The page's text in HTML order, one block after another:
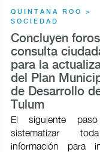
QUINTANA ROO >
SOCIEDAD
Concluyen
consulta
para la
del Plan
de Desarrollo
Tulum
El siguiente
sistematizar
información para